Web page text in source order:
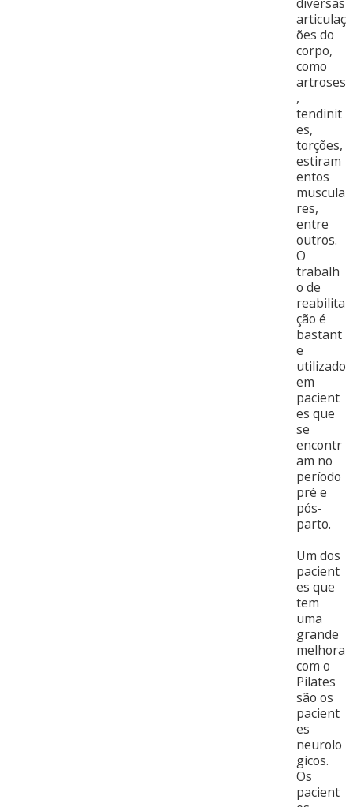
articulaç
ões do
corpo,
como
artroses
,
tendinit
es,
torções,
estiram
entos
muscula
res,
entre
outros.
O
trabalh
o de
reabilita
ção é
bastant
e
utilizado
em
pacient
es que
se
encontr
am no
período
pré e
pós-
parto.
Um dos
pacient
es que
tem
uma
grande
melhora
com o
Pilates
são os
pacient
es
neurolo
gicos.
Os
pacient